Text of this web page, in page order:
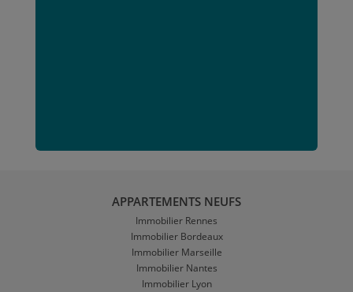
APPARTEMENTS NEUFS
Immobilier Rennes
Immobilier Bordeaux
Immobilier Marseille
Immobilier Nantes
Immobilier Lyon